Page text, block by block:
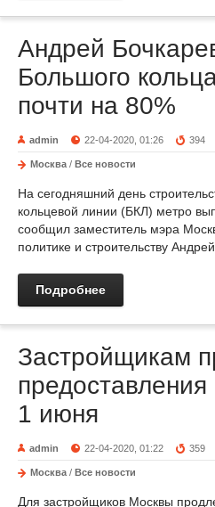
Андрей
Большого
почти на 80%
admin 22-04-2020, 01:26 394
Москва / Все новости
На сегодняшний день
кольцевой линии (БКЛ) метро
сообщил заместитель мэра
политике и строительству
Подробнее
Застройщикам
предоставления
1 июня
admin 22-04-2020, 01:22 359
Москва / Все новости
Для застройщиков Москвы